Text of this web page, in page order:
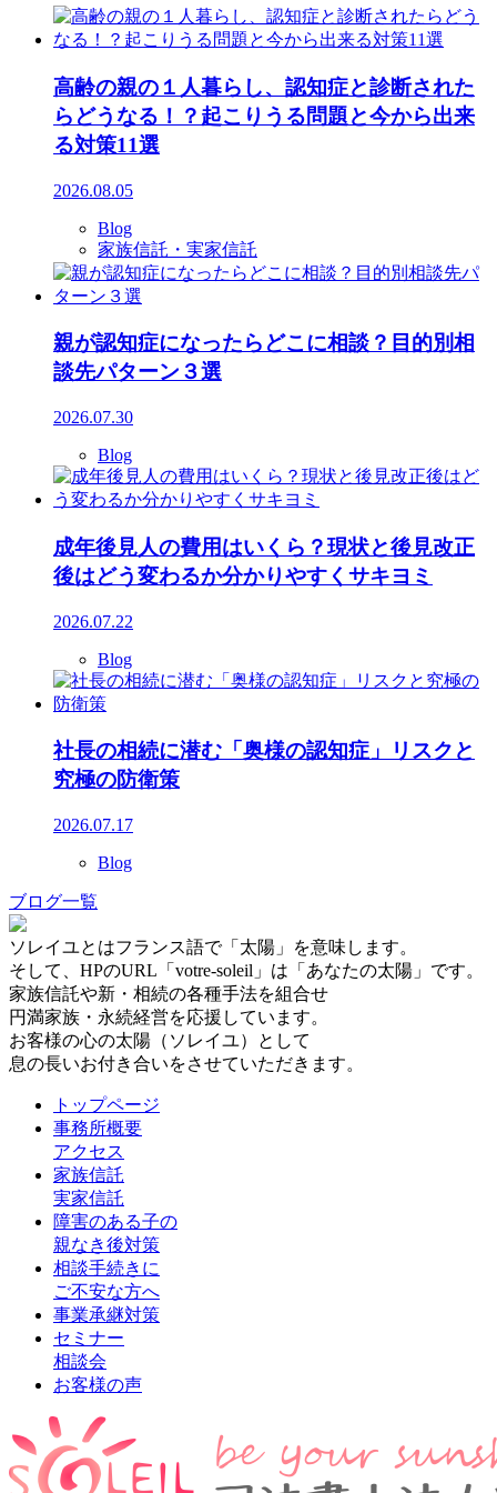
高齢の親の１人暮らし、認知症と診断された
らどうなる！？起こりうる問題と今から出来
る対策11選
2026.08.05
Blog
家族信託・実家信託
親が認知症になったらどこに相談？目的別相
談先パターン３選
2026.07.30
Blog
成年後見人の費用はいくら？現状と後見改正
後はどう変わるか分かりやすくサキヨミ
2026.07.22
Blog
社長の相続に潜む「奥様の認知症」リスクと
究極の防衛策
2026.07.17
Blog
ブログ一覧
ソレイユとはフランス語で「太陽」を意味します。
そして、HPのURL「votre-soleil」は「あなたの太陽」です。
家族信託や新・相続の各種手法を組合せ
円満家族・永続経営を応援しています。
お客様の心の太陽（ソレイユ）として
息の長いお付き合いをさせていただきます。
トップページ
事務所概要
アクセス
家族信託
実家信託
障害のある子の
親なき後対策
相談手続きに
ご不安な方へ
事業承継対策
セミナー
相談会
お客様の声